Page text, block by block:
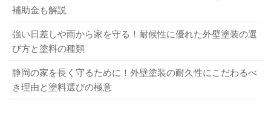
補助金も解説
強い日差しや雨から家を守る！耐候性に優れた外壁塗装の選
び方と塗料の種類
静岡の家を長く守るために！外壁塗装の耐久性にこだわるべ
き理由と塗料選びの極意